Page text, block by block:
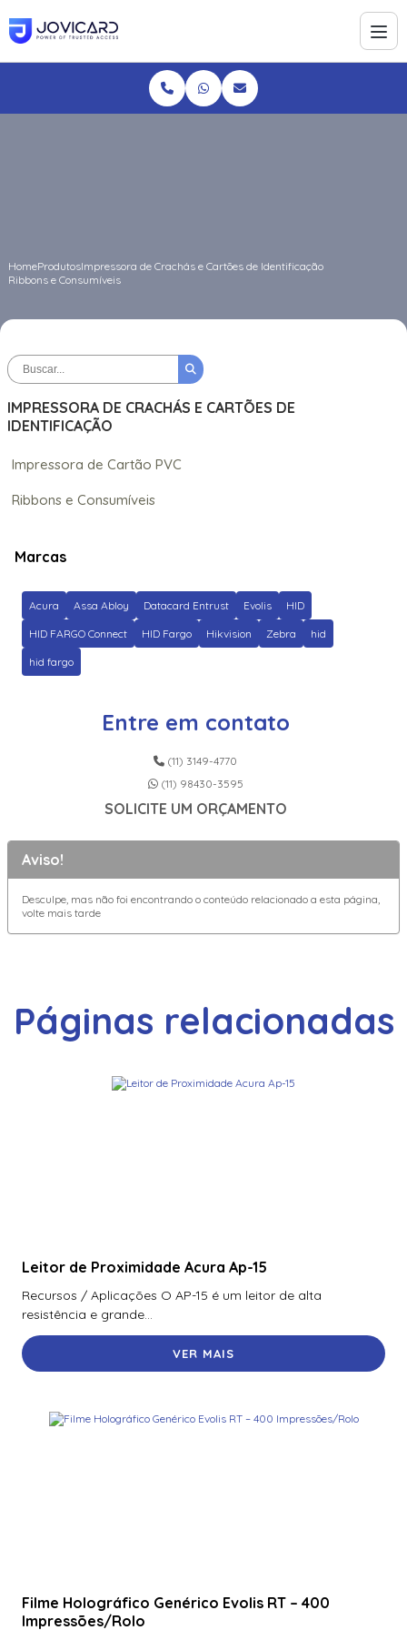
HomeProdutosImpressora de Crachás e Cartões de Identificação
Ribbons e Consumíveis
IMPRESSORA DE CRACHÁS E CARTÕES DE
IDENTIFICAÇÃO
Impressora de Cartão PVC
Ribbons e Consumíveis
Marcas
Acura Assa Abloy Datacard Entrust Evolis HID
HID FARGO Connect HID Fargo Hikvision Zebra hid
hid fargo
Entre em contato
(11) 3149-4770
(11) 98430-3595
SOLICITE UM ORÇAMENTO
Aviso!
Desculpe, mas não foi encontrando o conteúdo relacionado a esta página,
volte mais tarde
Páginas relacionadas
Leitor de Proximidade Acura Ap-15
Recursos / Aplicações O AP-15 é um leitor de alta
resistência e grande...
VER MAIS
Filme Holográfico Genérico Evolis RT – 400
Impressões/Rolo